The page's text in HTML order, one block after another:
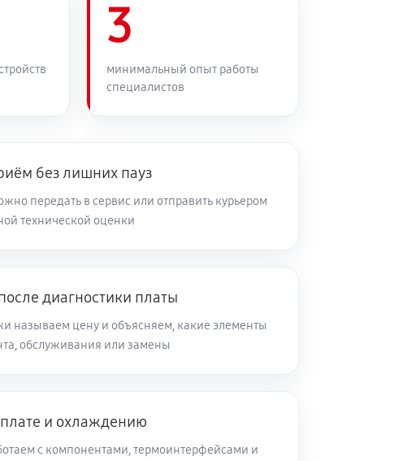
3
минимальный опыт работы
специалистов
без лишних пауз
передать в сервис или отправить курьером
технической оценки
диагностики платы
называем цену и объясняем, какие элементы
обслуживания или замены
и охлаждению
с компонентами, термоинтерфейсами и